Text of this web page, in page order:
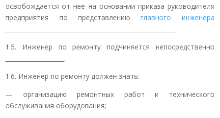
освобождается от неё на основании приказа руководителя
предприятия по представлениюглавного инженера
__________________________________________________________.
1.5. Инженер по ремонту подчиняется непосредственно
____________________.
1.6. Инженер по ремонту должен знать:
— организацию ремонтных работ и технического
обслуживания оборудования;